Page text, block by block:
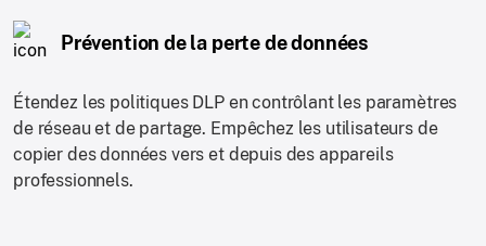
Prévention de la perte de données
Étendez les politiques DLP en contrôlant les paramètres
de réseau et de partage. Empêchez les utilisateurs de
copier des données vers et depuis des appareils
professionnels.